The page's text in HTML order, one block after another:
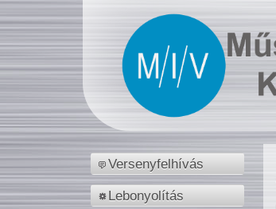
Versenyfelhívás
Lebonyolítás